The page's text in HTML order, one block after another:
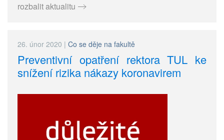
rozbalit aktualitu
26. únor 2020 | Co se děje na fakultě
Preventivní opatření rektora TUL ke
snížení rizika nákazy koronavirem